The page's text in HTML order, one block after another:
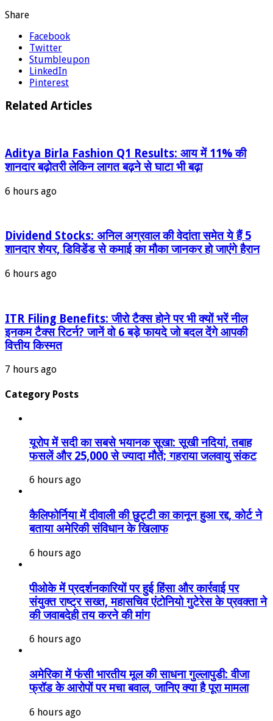
Share
Facebook
Twitter
Stumbleupon
LinkedIn
Pinterest
Related Articles
Aditya Birla Fashion Q1 Results: आय में 11% की
शानदार बढ़ोतरी लेकिन लागत बढ़ने से घाटा भी बढ़ा
6 hours ago
Dividend Stocks: अनिल अग्रवाल की वेदांता समेत ये हैं 5
शानदार शेयर, डिविडेंड से कमाई का मौका जानकर हो जाएंगे हैरान
6 hours ago
ITR Filing Benefits: जीरो टैक्स होने पर भी क्यों भरें नील
इनकम टैक्स रिटर्न? जानें वो 6 बड़े फायदे जो बदल देंगे आपकी
वित्तीय किस्मत
7 hours ago
Category Posts
यूरोप में सदी का सबसे भयानक सूखा: सूखी नदियां, तबाह
फसलें और 25,000 से ज्यादा मौतें; गहराया जलवायु संकट
6 hours ago
कैलिफोर्निया में दीवाली की छुट्टी का कानून हुआ रद्द, कोर्ट ने
बताया अमेरिकी संविधान के खिलाफ
6 hours ago
पीओके में प्रदर्शनकारियों पर हुई हिंसा और कार्रवाई पर
संयुक्त राष्ट्र सख्त, महासचिव एंटोनियो गुटेरेस के प्रवक्ता ने
की जवाबदेही तय करने की मांग
6 hours ago
अमेरिका में फंसी भारतीय मूल की साधना गुल्लापुडी: वीजा
फ्रॉड के आरोपों पर मचा बवाल, जानिए क्या है पूरा मामला
6 hours ago